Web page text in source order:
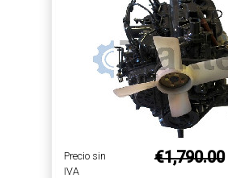
Precio sin
IVA
€1,790.00